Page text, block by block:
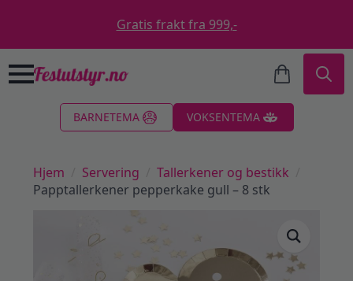
Gratis frakt fra 999,-
BARNETEMA VOKSENTEMA
Hjem Servering
Tallerkener og bestikk
Papptallerkener pepperkake gull – 8 stk